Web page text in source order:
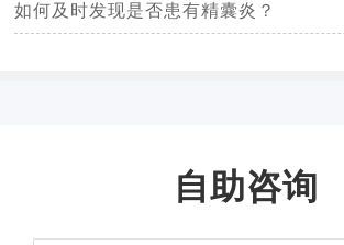
如何及时发现是否患有精囊炎？
自助咨询